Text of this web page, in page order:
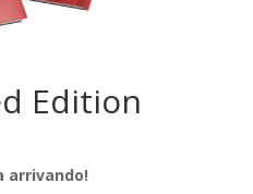
Edition
arrivando!